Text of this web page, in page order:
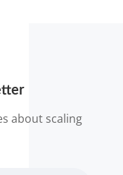
about scaling